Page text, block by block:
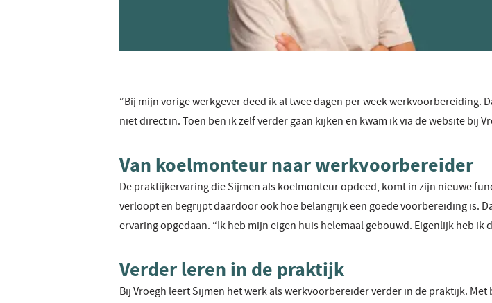
“Bij mijn vorige werkgever deed ik al twee dagen per week werkvoorbereiding.
niet direct in. Toen ben ik zelf verder gaan kijken en kwam ik via de website bij
Van koelmonteur naar werkvoorbereider
De praktijkervaring die Sijmen als koelmonteur opdeed, komt in zijn nieuwe
verloopt en begrijpt daardoor ook hoe belangrijk een goede voorbereiding is.
ervaring opgedaan. “Ik heb mijn eigen huis helemaal gebouwd. Eigenlijk heb ik
Verder leren in de praktijk
Bij Vroegh leert Sijmen het werk als werkvoorbereider verder in de praktijk. Met